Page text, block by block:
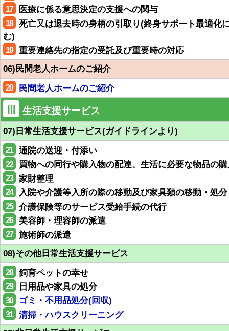
17 医療に係る意思決定の支援への関与
18
死亡又は退去時の身柄の引取り(終身サポート最適化
む)
19
重要連絡先の指定の受託及び重要時の対応
06)民間老人ホームのご紹介
20 民間老人ホームのご紹介
生活支援サービス
07)日常生活支援サービス(ガイドラインより)
21 通院の送迎・付添い
22 買物への同行や購入物の配達、生活に必要な物品の
23 家財整理
24 入院や介護等入所の際の移動及び家具類の移動・処分
25 介護保険等のサービス受給手続の代行
26 美容師・理容師の派遣
27
施術師の派遣
08)その他日常生活支援サービス
28 飼育ペットの幸せ
29 日用品や家具の処分
30 ゴミ・不用品処分(回収)
31
清掃・ハウスクリーニング